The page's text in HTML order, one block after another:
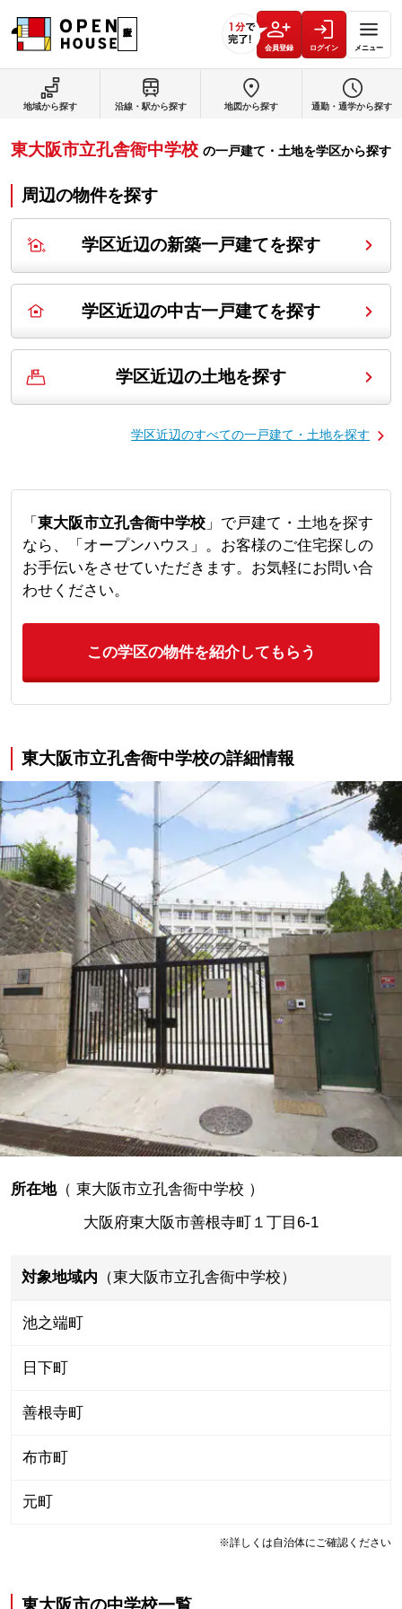
会員登録 ログイン メニュー
地域から探す 沿線・駅から探す 地図から探す 通勤・通学から探す
東大阪市立孔舎衙中学校 の一戸建て・土地を学区から探す
周辺の物件を探す
学区近辺の新築一戸建てを探す
学区近辺の中古一戸建てを探す
学区近辺の土地を探す
学区近辺のすべての一戸建て・土地を探す
「 東大阪市立孔舎衙中学校」で戸建て・土地を探す
なら、「オープンハウス」。お客様のご住宅探しの
お手伝いをさせていただきます。お気軽にお問い合
わせください。
この学区の物件を紹介してもらう
東大阪市立孔舎衙中学校の詳細情報
所在地（ 東大阪市立孔舎衙中学校 ）
大阪府東大阪市善根寺町１丁目6-1
対象地域内 （東大阪市立孔舎衙中学校）
池之端町
日下町
善根寺町
布市町
元町
※詳しくは自治体にご確認ください
東大阪市の中学校一覧